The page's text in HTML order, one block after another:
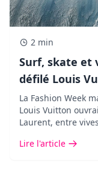
2 min
Surf, skate et
défilé Louis
décor XXL !
La Fashion Week
Louis Vuitton
Laurent, entre
Lire l'article